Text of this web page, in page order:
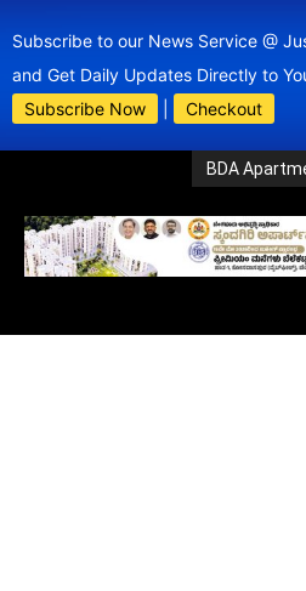
Subscribe to our News Service @
and Get Daily Updates Directly to
Subscribe Now
Checkout
BDA